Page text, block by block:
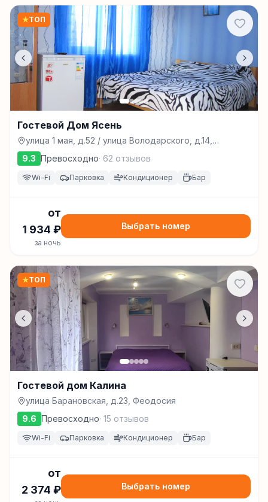
★ТОП
Гостевой Дом Ясень
улица 1 мая, д.52 / улица Володарского, д.14,
Феодосия
9.3 Превосходно· 62 отзывов
Wi-Fi Парковка Кондиционер Бар
от
1 934 ₽
за ночь
Выбрать номер
★ТОП
Гостевой дом Калина
улица Барановская, д.23, Феодосия
9.6 Превосходно· 15 отзывов
Wi-Fi Парковка Кондиционер Бар
от
2 374 ₽ Выбрать номер